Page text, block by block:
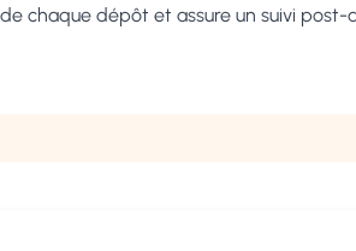
chaque dépôt et assure un suivi